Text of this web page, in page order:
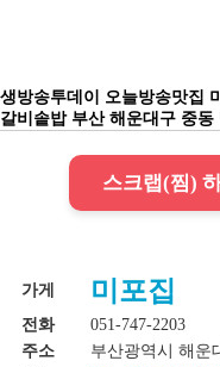
생방송투데이 오늘방송맛집
갈비솥밥 부산 해운대구 중
스크랩(찜) 하
가게 미포집
전화
051-747-2203
주소
부산광역시 해운